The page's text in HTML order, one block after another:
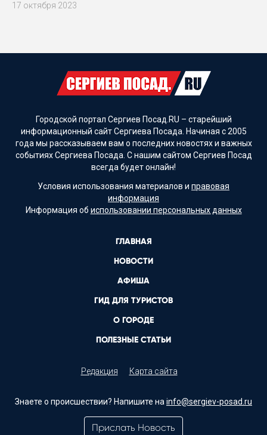
17 октября 2023
Городской портал Сергиев Посад.RU – старейший
информационный сайт Сергиева Посада. Начиная с 2005
года мы рассказываем вам о последних новостях и важных
событиях Сергиева Посада. С нашим сайтом Сергиев Посад
всегда будет онлайн!
Условия использования материалов и правовая
информация
Информация об использовании персональных данных
ГЛАВНАЯ
НОВОСТИ
АФИША
ГИД ДЛЯ ТУРИСТОВ
О ГОРОДЕ
ПОЛЕЗНЫЕ СТАТЬИ
Редакция Карта сайта
Знаете о происшествии? Напишите на info@sergiev-posad.ru
Прислать Новость